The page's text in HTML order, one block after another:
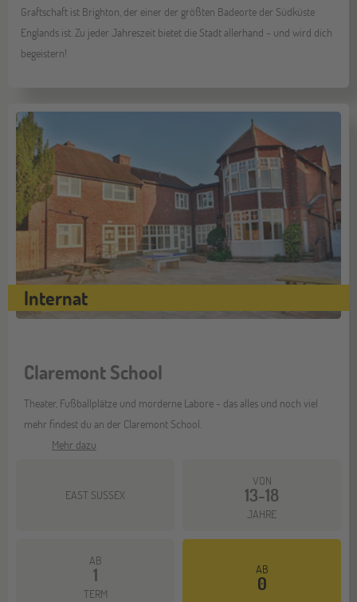
Graftschaft ist Brighton, der einer der größten Badeorte der Südküste
Englands ist. Zu jeder Jahreszeit bietet die Stadt allerhand - und wird dich
begeistern!
Internat
Claremont School
Theater, Fußballplätze und morderne Labore - das alles und noch viel
mehr findest du an der Claremont School.
Mehr dazu
EAST SUSSEX
VON
13-18
JAHRE
AB
1
TERM
AB
0